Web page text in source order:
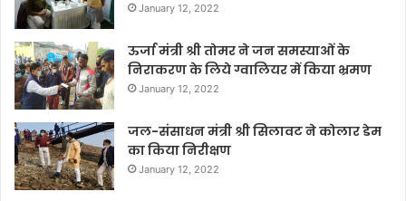
January 12, 2022
ऊर्जा मंत्री श्री तोमर ने जन समस्याओं के
निराकरण के लिये ग्वालियर में किया भ्रमण
January 12, 2022
जल-संसाधन मंत्री श्री सिलावट ने कोलार डेम
का किया निरीक्षण
January 12, 2022